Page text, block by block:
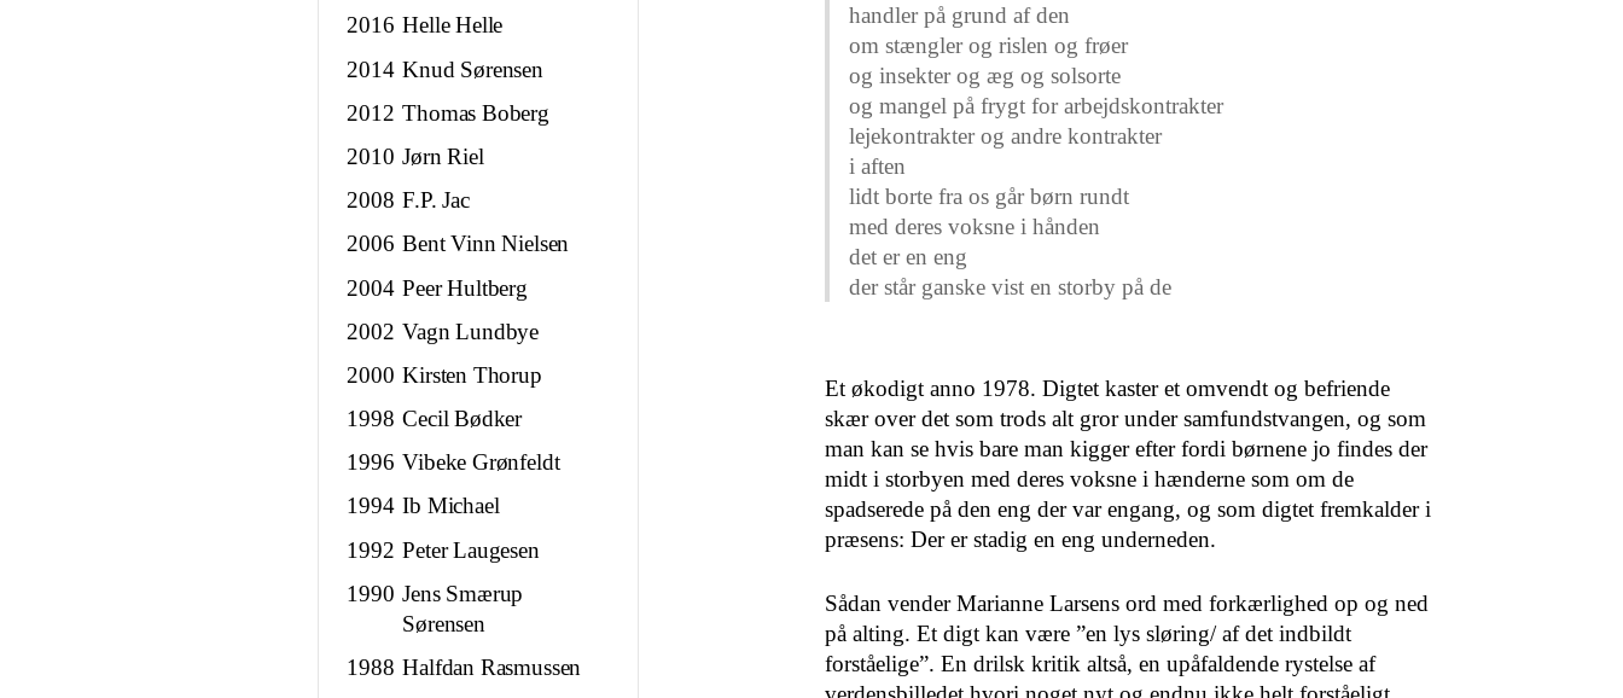
2016 Helle Helle
2014 Knud Sørensen
2012 Thomas Boberg
2010 Jørn Riel
2008 F.P. Jac
2006 Bent Vinn Nielsen
2004 Peer Hultberg
2002 Vagn Lundbye
2000 Kirsten Thorup
1998 Cecil Bødker
1996 Vibeke Grønfeldt
1994 Ib Michael
1992 Peter Laugesen
1990 Jens Smærup
Sørensen
1988 Halfdan Rasmussen
handler på grund af den
om stængler og rislen og frøer
og insekter og æg og solsorte
og mangel på frygt for arbejdskontrakter
lejekontrakter og andre kontrakter
i aften
lidt borte fra os går børn rundt
med deres voksne i hånden
det er en eng
der står ganske vist en storby på de
Et økodigt anno 1978. Digtet kaster et omvendt og befriende
skær over det som trods alt gror under samfundstvangen, og som
man kan se hvis bare man kigger efter fordi børnene jo findes der
midt i storbyen med deres voksne i hænderne som om de
spadserede på den eng der var engang, og som digtet fremkalder i
præsens: Der er stadig en eng underneden.
Sådan vender Marianne Larsens ord med forkærlighed op og ned
på alting. Et digt kan være ”en lys sløring/ af det indbildt
forståelige”. En drilsk kritik altså, en upåfaldende rystelse af